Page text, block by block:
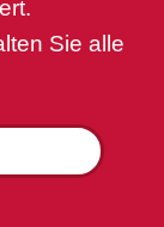
Sie alle